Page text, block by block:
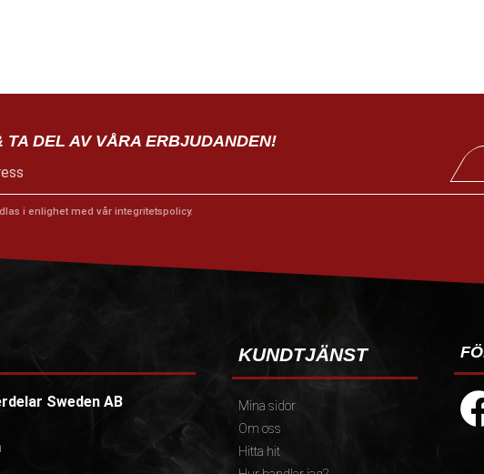
TA DEL AV VÅRA ERBJUDANDEN!
i enlighet med vår integritetspolicy.
Sweden AB
KUNDTJÄNST
Mina sidor
Om oss
Hitta hit